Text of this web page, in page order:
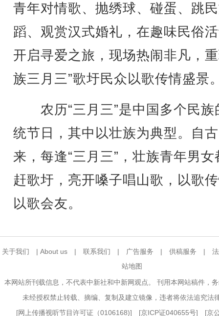
青年对情歌、抛绣球、碰蛋、跳
蹈、观赏汉式婚礼，在趣味民俗
开启寻爱之旅，现场热闹非凡，
族三月三”歌圩民众以歌传情盛景
农历“三月三”是中国多个民族
统节日，其中以壮族为典型。自
来，每逢“三月三”，壮族青年男女
赶歌圩，亮开嗓子唱山歌，以歌
以歌会友。
关于我们 | About us | 联系我们 | 广告服务 | 供稿服务 |
站地图
本网站所刊载信息，不代表中新社和中新网观点。 刊用本网站稿件，
未经授权禁止转载、摘编、复制及建立镜像，违者将依法追究法
[网上传播视听节目许可证（0106168)] [京ICP证040655号] [京